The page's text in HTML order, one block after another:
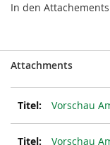
In den
Attachments
Vorschau
Vorschau